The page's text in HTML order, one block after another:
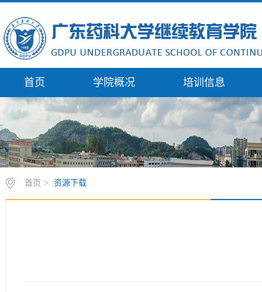
首页 学院概况 培训信息
首页 > 资源下载